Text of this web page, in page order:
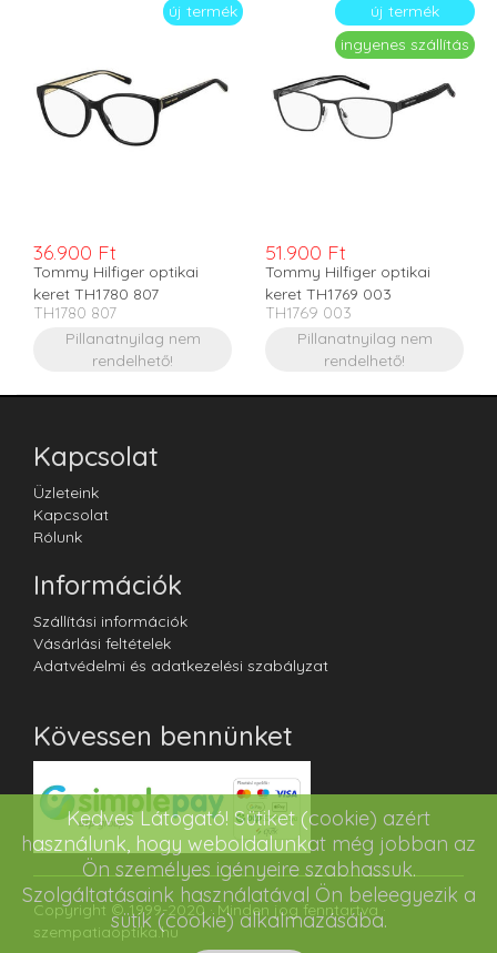
új termék
36.900 Ft
Tommy Hilfiger optikai
keret TH1780 807
TH1780 807
Pillanatnyilag nem
rendelhető!
új termék
ingyenes szállítás
51.900 Ft
Tommy Hilfiger optikai
keret TH1769 003
TH1769 003
Pillanatnyilag nem
rendelhető!
Kapcsolat
Üzleteink
Kapcsolat
Rólunk
Információk
Szállítási információk
Vásárlási feltételek
Adatvédelmi és adatkezelési szabályzat
Kövessen bennünket
Copyright © 1999-2020 · Minden jog fenntartva ·
szempatiaoptika.hu
Kedves Látogató! Sütiket (cookie) azért
használunk, hogy weboldalunkat még jobban az
Ön személyes igényeire szabhassuk.
Szolgáltatásaink használatával Ön beleegyezik a
sütik (cookie) alkalmazásába.